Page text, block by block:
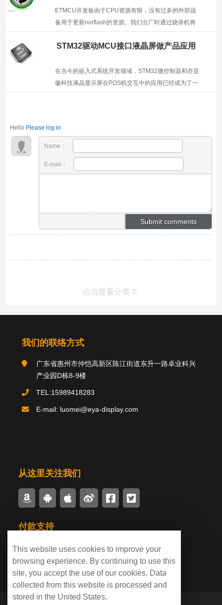
ETMCU开发板由于CPU资源有限，没有过多的外部设
备用于更新norflash的资源。我们出厂时通过烧录机将
FLASH中的资源（图片,字库），可以通过串口助手与
长，否则影响传输数...
STM32驱动MCU接口液晶屏做产品应用
在当今的嵌入式系统开发领域，STM32微控制器和亦亚
徽科技液晶显示屏在POS机交互中的应用已经成为了一
Hello Please log in
Name：
E-mail：
点击查看分类
分类导航
关于我们
我们的联络方式
广东省惠州市仲恺高新区陈江街道东升一路卓业科兴
产业园D栋8-9楼
TEL:15989418283
E-mail: luomei@eya-display.com
从这里关注我们
付款支持
This website uses cookies to improve your
browsing experience. By continuing to use this
site, you accept the use of our cookies. Data
collected from this website is processed and
stored in the United States.